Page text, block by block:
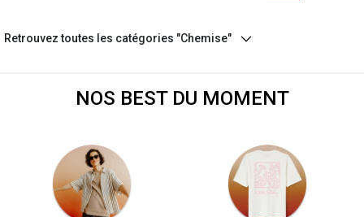
Retrouvez toutes les catégories "Chemise"
NOS BEST DU MOMENT